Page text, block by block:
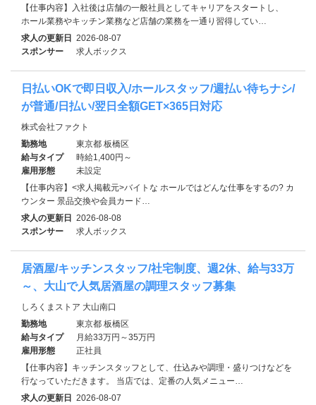
【仕事内容】入社後は店舗の一般社員としてキャリアをスタートし、
ホール業務やキッチン業務など店舗の業務を一通り習得してい…
求人の更新日 2026-08-07
スポンサー
求人ボックス
日払いOKで即日収入/ホールスタッフ/週払い待ちナシ/
が普通/日払い/翌日全額GET×365日対応
株式会社ファクト
勤務地
東京都 板橋区
給与タイプ
時給1,400円～
雇用形態
未設定
【仕事内容】<求人掲載元>バイトな ホールではどんな仕事をするの? カ
ウンター 景品交換や会員カード…
求人の更新日 2026-08-08
スポンサー
求人ボックス
居酒屋/キッチンスタッフ/社宅制度、週2休、給与33万
～、大山で人気居酒屋の調理スタッフ募集
しろくまストア 大山南口
勤務地
東京都 板橋区
給与タイプ
月給33万円～35万円
雇用形態
正社員
【仕事内容】キッチンスタッフとして、仕込みや調理・盛りつけなどを
行なっていただきます。 当店では、定番の人気メニュー…
求人の更新日 2026-08-07